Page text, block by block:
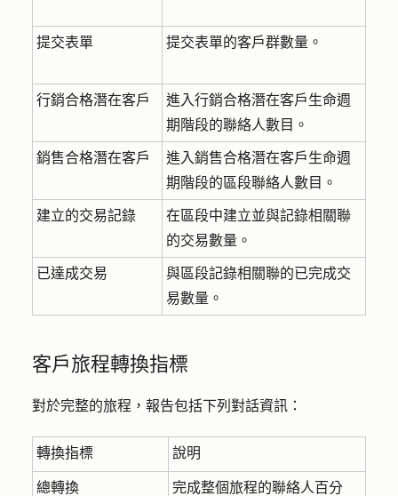
提交表單 提交表單的客戶群數量。
行銷合格潛在客戶
進入行銷合格潛在客戶生命週
期階段的聯絡人數目。
銷售合格潛在客戶
進入銷售合格潛在客戶生命週
期階段的區段聯絡人數目。
建立的交易記錄
在區段中建立並與記錄相關聯
的交易數量。
已達成交易
與區段記錄相關聯的已完成交
易數量。
客戶旅程轉換指標
對於完整的旅程，報告包括下列對話資訊：
轉換指標 說明
總轉換
完成整個旅程的聯絡人百分